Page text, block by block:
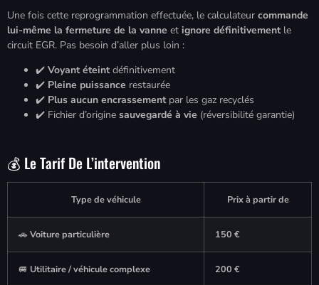
Une fois cette reprogrammation effectuée, le calculateur commande
lui-même la fermeture de la vanne et ignore définitivementle
circuit EGR. Pas besoin d’aller plus loin :
✔️ Voyant éteintdéfinitivement
✔️ Pleine puissance restaurée
✔️ Plus aucun encrassementpar les gaz recyclés
✔️ Fichier d’origine sauvegardé à vie (réversibilité garantie)
💰 Le Tarif De L’intervention
Type de véhicule Prix à partir de
🚗 Voiture particulière 150 €
🚐 Utilitaire / véhicule complexe 200 €